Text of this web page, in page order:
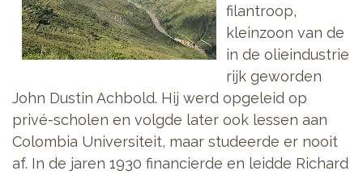
filantroop,
kleinzoon van de
in de olieindustrie
rijk geworden
John Dustin Achbold. Hij werd opgeleid op
privé-scholen en volgde later ook lessen aan
Colombia Universiteit, maar studeerde er nooit
af. In de jaren 1930 financierde en leidde Richard